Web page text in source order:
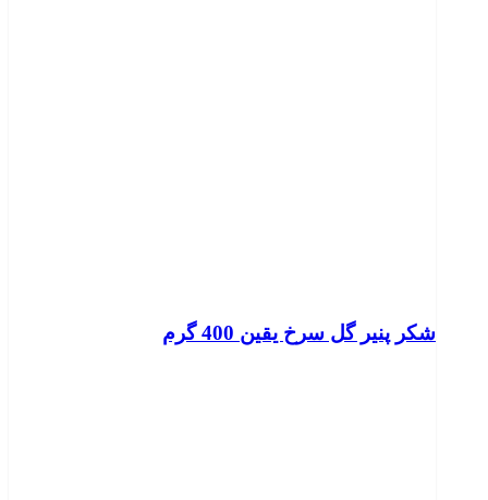
شکر پنیر گل سرخ یقین 400 گرم